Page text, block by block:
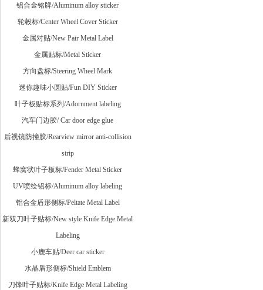
铝合金铭牌/Aluminum alloy sticker
轮毂标/Center Wheel Cover Sticker
金属对贴/New Pair Metal Label
金属贴标/Metal Sticker
方向盘标/Steering Wheel Mark
迷你趣味小圆贴/Fun DIY Sticker
叶子板贴标系列/Adornment labeling
汽车门边胶/ Car door edge glue
后视镜防撞胶/Rearview mirror anti-collision
strip
蜂窝状叶子板标/Fender Metal Sticker
UV喷绘铝标/Aluminum alloy labeling
铝合金盾形侧标/Peltate Metal Label
新双刀叶子贴标/New style Knife Edge Metal
Labeling
小鹿车贴/Deer car sticker
水晶盾形侧标/Shield Emblem
刀锋叶子贴标/Knife Edge Metal Labeling